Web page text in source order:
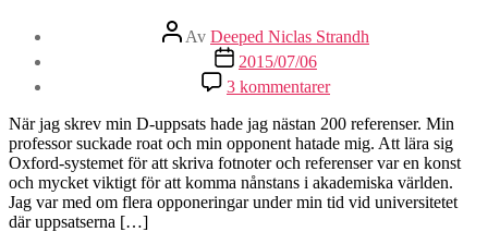
Inläggsförfattare
Av Deeped Niclas Strandh
Inläggsdatum
2015/07/06
3 kommentarertill
Döda
länkar
–
hur
vi
håller
När jag skrev min D-uppsats hade jag nästan 200 referenser. Min
professor suckade roat och min opponent hatade mig. Att lära sig
Oxford-systemet för att skriva fotnoter och referenser var en konst
och mycket viktigt för att komma nånstans i akademiska världen.
Jag var med om flera opponeringar under min tid vid universitetet
där uppsatserna […]